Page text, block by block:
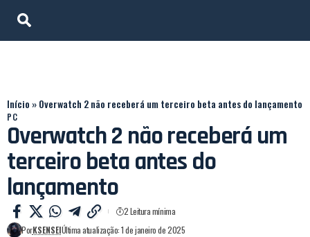
Início »Overwatch 2 não receberá um terceiro beta antes do lançamento
PC
Overwatch 2 não receberá um
terceiro beta antes do
lançamento
PorKSENSEIÚltima atualização: 1 de janeiro de 2025
2 Leitura mínima